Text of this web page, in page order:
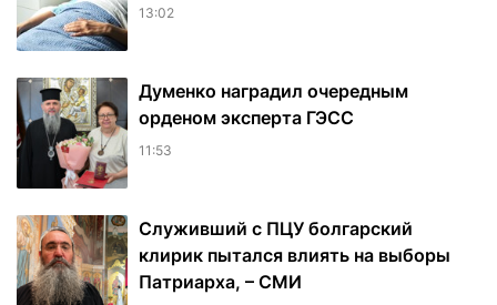
13:02
Думенко наградил очередным
орденом эксперта ГЭСС
11:53
Служивший с ПЦУ болгарский
клирик пытался влиять на выборы
Патриарха, – СМИ